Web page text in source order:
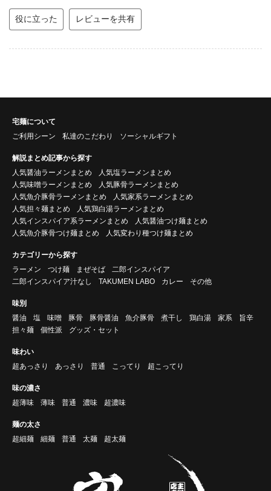
役に立った レビューを共有
宅麺について
ご利用シーン
私達のこだわり ソーシャルギフト
解説まとめ記事から探す
人気醤油ラーメンまとめ
人気塩ラーメンまとめ
人気味噌ラーメンまとめ
人気豚骨ラーメンまとめ
人気魚介豚骨ラーメンまとめ
人気家系ラーメンまとめ
人気担々麺まとめ
人気鶏白湯ラーメンまとめ
人気インスパイア系ラーメンまとめ
人気醤油つけ麺まとめ
人気魚介豚骨つけ麺まとめ
人気変わり種つけ麺まとめ
カテゴリーから探す
ラーメン
つけ麺 まぜそば
二郎インスパイア
二郎インスパイア汁なし
TAKUMEN LABO カレー その他
味別
醤油
塩 味噌 豚骨 豚骨醤油 魚介豚骨 煮干し 鶏白湯 家系
旨辛
担々麺
個性派 グッズ・セット
味わい
超あっさり
あっさり 普通 こってり 超こってり
味の濃さ
超薄味
薄味 普通 濃味 超濃味
麺の太さ
超細麺
細麺 普通 太麺 超太麺